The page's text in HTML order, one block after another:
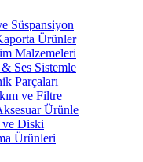
Süspansiyon
Ürünler
Malzemeleri
Ses Sistemle
Parçaları
ve Filtre
Ürünle
ve Diski
Ürünleri